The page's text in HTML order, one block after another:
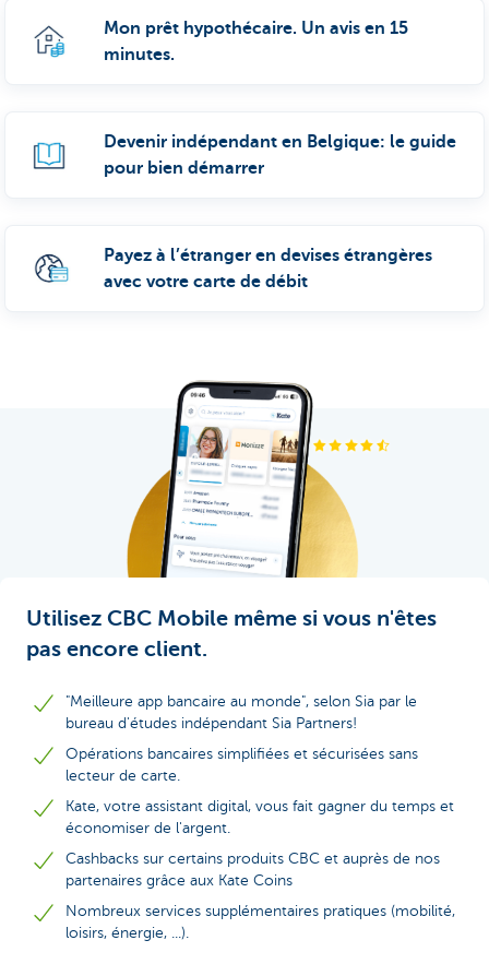
Mon prêt hypothécaire. Un avis en 15
minutes.
Devenir indépendant en Belgique: le guide
pour bien démarrer
Payez à l’étranger en devises étrangères
avec votre carte de débit
Utilisez CBC Mobile même si vous n'êtes
pas encore client.
"Meilleure app bancaire au monde", selon Sia par le
bureau d'études indépendant Sia Partners!
Opérations bancaires simplifiées et sécurisées sans
lecteur de carte.
Kate, votre assistant digital, vous fait gagner du temps et
économiser de l'argent.
Cashbacks sur certains produits CBC et auprès de nos
partenaires grâce aux Kate Coins
Nombreux services supplémentaires pratiques (mobilité,
loisirs, énergie, ...).